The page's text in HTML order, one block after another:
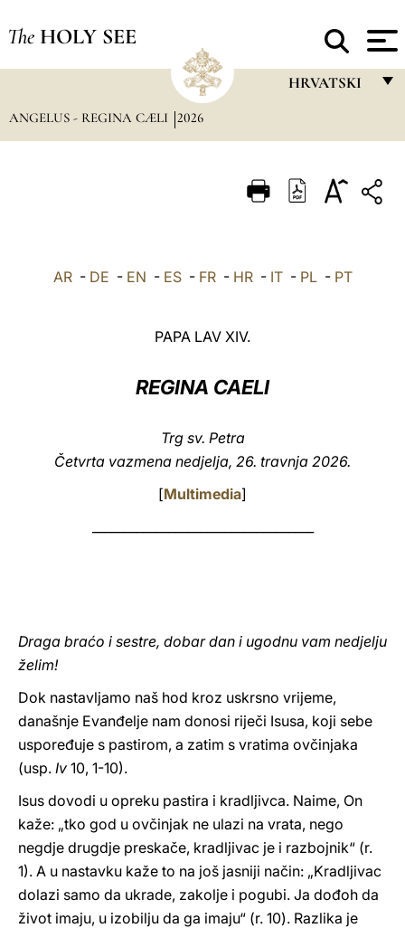
The HOLY SEE
HRVATSKI
ITALIANO
ANGELUS - REGINA CÆLI 2026
AR- DE - EN - ES- FR- HR- IT- PL- PT
PAPA LAV XIV.
REGINA CAELI
Trg sv. Petra
Četvrta vazmena nedjelja, 26. travnja 2026.
[Multimedia]
Draga braćo i sestre, dobar dan i ugodnu vam nedjelju
želim!
Dok nastavljamo naš hod kroz uskrsno vrijeme,
današnje Evanđelje nam donosi riječi Isusa, koji sebe
uspoređuje s pastirom, a zatim s vratima ovčinjaka
(usp. Iv 10, 1-10).
Isus dovodi u opreku pastira i kradljivca. Naime, On
kaže: „tko god u ovčinjak ne ulazi na vrata, nego
negdje drugdje preskače, kradljivac je i razbojnik“ (r.
1). A u nastavku kaže to na još jasniji način: „Kradljivac
dolazi samo da ukrade, zakolje i pogubi. Ja dođoh da
život imaju, u izobilju da ga imaju“ (r. 10). Razlika je